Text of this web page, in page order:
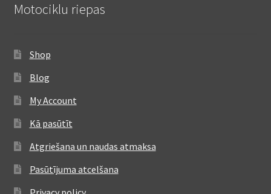
Motociklu riepas
Shop
Blog
My Account
Kā pasūtīt
Atgriešana un naudas atmaksa
Pasūtījuma atcelšana